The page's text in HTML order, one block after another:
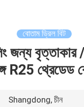
বোতাম ড্রিল বিট
জন্য বৃত্তাকার
R25 থ্রেডেড
Shangdong, চীন